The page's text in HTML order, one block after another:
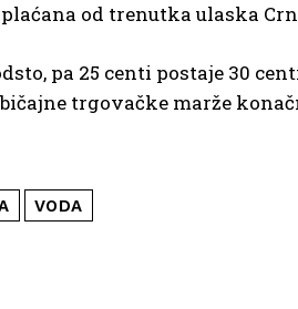
od trenutka ulaska
pa 25 centi postaje 30
trgovačke marže
VODA